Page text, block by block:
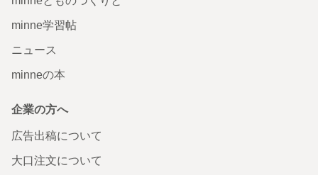
minne学習帖
ニュース
minneの本
企業の方へ
広告出稿について
大口注文について